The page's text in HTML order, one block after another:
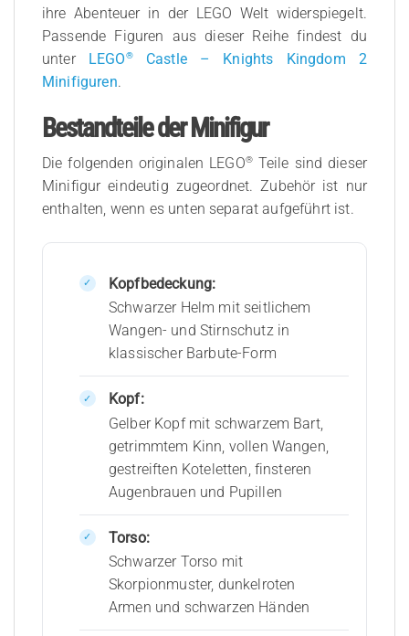
ihre Abenteuer in der LEGO Welt widerspiegelt.
Passende Figuren aus dieser Reihe findest du
unter LEGO®Castle – Knights Kingdom 2
Minifiguren.
Bestandteile der Minifigur
Die folgenden originalen LEGO®Teile sind dieser
Minifigur eindeutig zugeordnet. Zubehör ist nur
enthalten, wenn es unten separat aufgeführt ist.
Kopfbedeckung:
Schwarzer Helm mit seitlichem
Wangen- und Stirnschutz in
klassischer Barbute-Form
Kopf:
Gelber Kopf mit schwarzem Bart,
getrimmtem Kinn, vollen Wangen,
gestreiften Koteletten, finsteren
Augenbrauen und Pupillen
Torso:
Schwarzer Torso mit
Skorpionmuster, dunkelroten
Armen und schwarzen Händen